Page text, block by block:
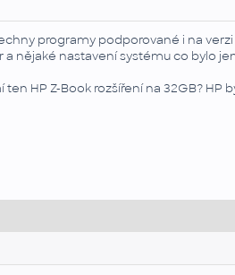
programy podporované i na
nějaké nastavení systému co bylo
ten HP Z-Book rozšíření na 32GB? HP